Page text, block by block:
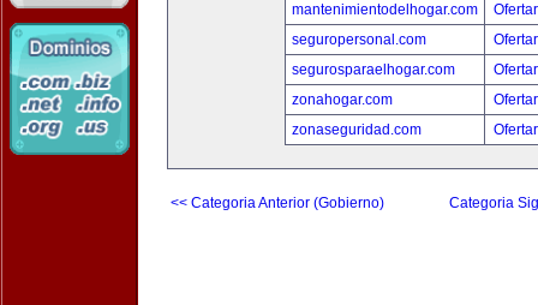
mantenimientodelhogar.com
seguropersonal.com
segurosparaelhogar.com
zonahogar.com
zonaseguridad.com
<< Categoria Anterior (Gobierno) Categoria